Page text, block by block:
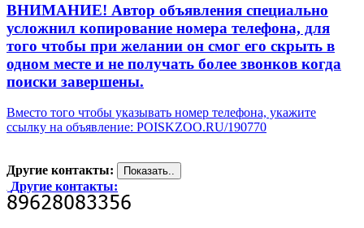
ВНИМАНИЕ! Автор объявления специально
усложнил копирование номера телефона, для
того чтобы при желании он смог его скрыть в
одном месте и не получать более звонков когда
поиски завершены.
Вместо того чтобы указывать номер телефона, укажите
ссылку на объявление: POISKZOO.RU/190770
Другие контакты:
Другие контакты: